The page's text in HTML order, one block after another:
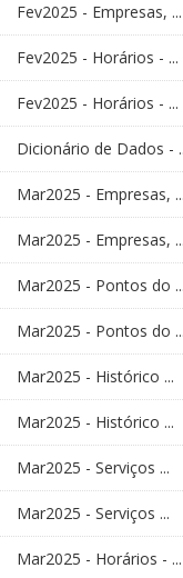
Fev2025 - Empresas, ...
Fev2025 - Horários - ...
Fev2025 - Horários - ...
Dicionário de Dados -
Mar2025 - Empresas, ...
Mar2025 - Empresas, ...
Mar2025 - Pontos do ...
Mar2025 - Pontos do ...
Mar2025 - Histórico ...
Mar2025 - Histórico ...
Mar2025 - Serviços ...
Mar2025 - Serviços ...
Mar2025 - Horários - ...